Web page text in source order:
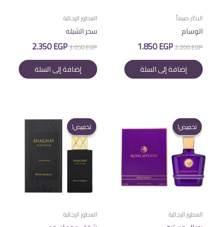
الاكثر مبيعاً
الوسام
2.200EGP السعر
الأصلي
هو:
2.200 EGP.
1.850EGP
هو:
1.850 EGP. إضافة إلى السلة
العطور الرجالية
سحر الشيله
3.050EGP السعر
الأصلي
هو:
3.050 EGP.
2.350EGP
هو:
2.350 EGP. إضافة إلى السلة
تخفيض!
تخفيض!
العطور الرجالية
تخفيض!
تخفيض!
العطور الرجالية